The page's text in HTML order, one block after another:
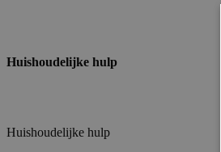
Huishoudelijke hulp
Huishoudelijke hulp